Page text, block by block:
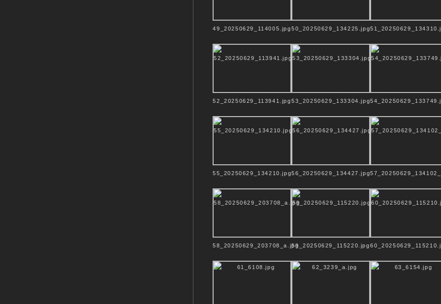
49_20250629_114005.jpg50_20250629_134225.jpg
52_20250629_113941.jpg53_20250629_133304.jpg
55_20250629_134210.jpg56_20250629_134427.jpg
58_20250629_203708_a.jpg59_20250629_115220.jpg